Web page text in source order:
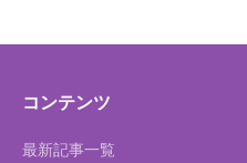
コンテンツ
最新記事一覧